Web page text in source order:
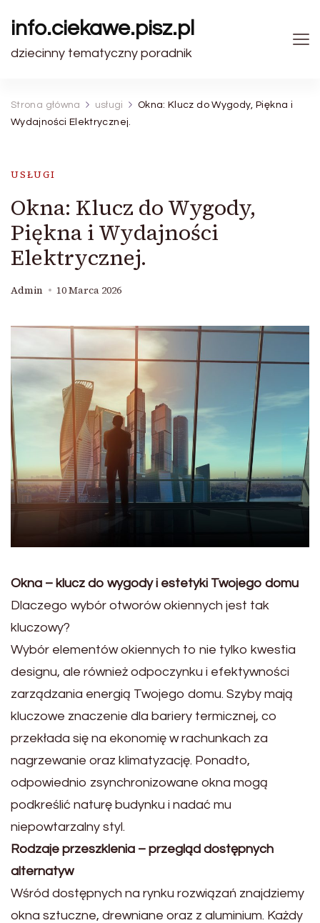
info.ciekawe.pisz.pl
dziecinny tematyczny poradnik
Strona główna usługi
Okna: Klucz do Wygody, Piękna i
Wydajności Elektrycznej.
USŁUGI
Okna: Klucz do Wygody,
Piękna i Wydajności
Elektrycznej.
Admin 10 Marca 2026
Okna – klucz do wygody i estetyki Twojego domu
Dlaczego wybór otworów okiennych jest tak
kluczowy?
Wybór elementów okiennych to nie tylko kwestia
designu, ale również odpoczynku i efektywności
zarządzania energią Twojego domu. Szyby mają
kluczowe znaczenie dla bariery termicznej, co
przekłada się na ekonomię w rachunkach za
nagrzewanie oraz klimatyzację. Ponadto,
odpowiednio zsynchronizowane okna mogą
podkreślić naturę budynku i nadać mu
niepowtarzalny styl.
Rodzaje przeszklenia – przegląd dostępnych
alternatyw
Wśród dostępnych na rynku rozwiązań znajdziemy
okna sztuczne, drewniane oraz z aluminium. Każdy